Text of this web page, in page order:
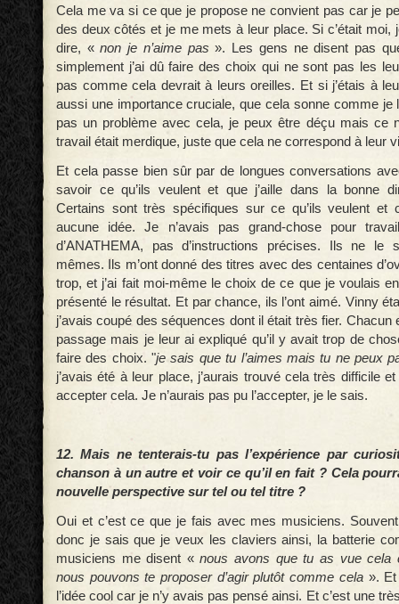
Cela me va si ce que je propose ne convient pas car je
des deux côtés et je me mets à leur place. Si c’était moi,
dire, «non je n’aime pas ». Les gens ne disent pas
simplement j’ai dû faire des choix qui ne sont pas les
pas comme cela devrait à leurs oreilles. Et si j’étais à
aussi une importance cruciale, que cela sonne comme je
pas un problème avec cela, je peux être déçu mais ce
travail était merdique, juste que cela ne correspond à leur
Et cela passe bien sûr par de longues conversations
savoir ce qu’ils veulent et que j’aille dans la bonne
Certains sont très spécifiques sur ce qu’ils veulent et
aucune idée. Je n’avais pas grand-chose pour
d’ANATHEMA, pas d’instructions précises. Ils ne le
mêmes. Ils m’ont donné des titres avec des centaines
trop, et j’ai fait moi-même le choix de ce que je voulais
présenté le résultat. Et par chance, ils l’ont aimé. Vinny
j’avais coupé des séquences dont il était très fier. Chacun
passage mais je leur ai expliqué qu’il y avait trop de
faire des choix. "je sais que tu l’aimes mais tu ne peux
j’avais été à leur place, j’aurais trouvé cela très difficile
accepter cela. Je n’aurais pas pu l’accepter, je le sais.
12. Mais ne tenterais-tu pas l’expérience par
chanson à un autre et voir ce qu’il en fait ? Cela
nouvelle perspective sur tel ou tel titre ?
Oui et c’est ce que je fais avec mes musiciens.
donc je sais que je veux les claviers ainsi, la batterie
musiciens me disent «nous avons que tu as vue cela
nous pouvons te proposer d’agir plutôt comme cela». Et
l’idée cool car je n’y avais pas pensé ainsi. Et c’est une